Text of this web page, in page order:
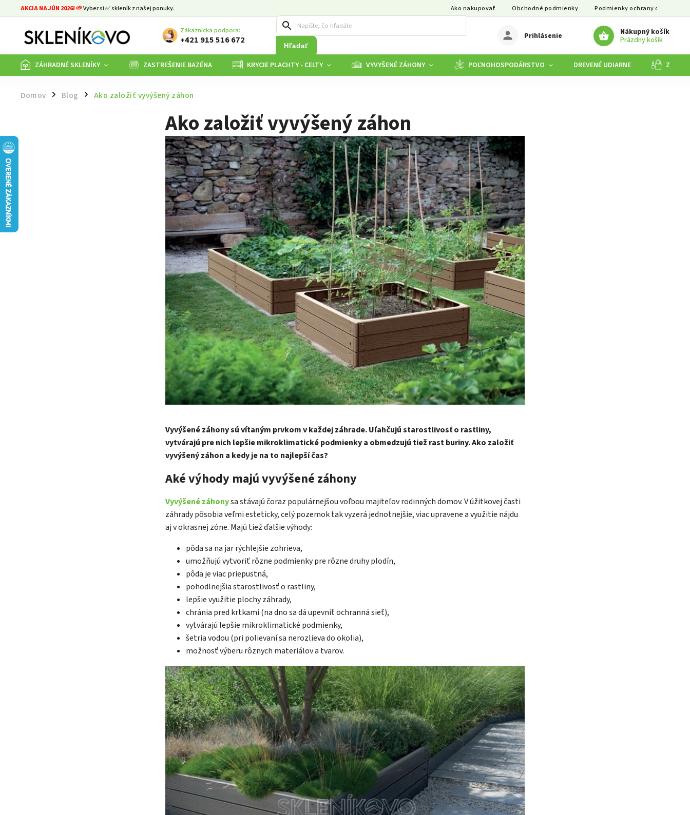
AKCIA NA JÚN 2026! 🌱Vyber si ✅ skleník z našej ponuky. Ako nakupovať Obchodné podmienky Podmienky ochrany osobných
Zákaznícka podpora:
+421 915 516 672
Hľadať
Nákupný košík
Prázdny košík
Prihlásenie
ZÁHRADNÉ SKLENÍKY ZASTREŠENIE BAZÉNA KRYCIE PLACHTY - CELTY VYVYŠENÉ ZÁHONY POĽNOHOSPODÁRSTVO DREVENÉ UDIARNE
Domov / Blog / Ako založiť vyvýšený záhon
Ako založiť vyvýšený záhon
Vyvýšené záhony sú vítaným prvkom v každej záhrade. Uľahčujú starostlivosť o rastliny,
vytvárajú pre nich lepšie mikroklimatické podmienky a obmedzujú tiež rast buriny. Ako založiť
vyvýšený záhon a kedy je na to najlepší čas?
Aké výhody majú vyvýšené záhony
Vyvýšené záhonysa stávajú čoraz populárnejšou voľbou majiteľov rodinných domov. V úžitkovej časti
záhrady pôsobia veľmi esteticky, celý pozemok tak vyzerá jednotnejšie, viac upravene a využitie nájdu
aj v okrasnej zóne. Majú tiež ďalšie výhody:
pôda sa na jar rýchlejšie zohrieva,
umožňujú vytvoriť rôzne podmienky pre rôzne druhy plodín,
pôda je viac priepustná,
pohodlnejšia starostlivosť o rastliny,
lepšie využitie plochy záhrady,
chránia pred krtkami (na dno sa dá upevniť ochranná sieť),
vytvárajú lepšie mikroklimatické podmienky,
šetria vodou (pri polievaní sa nerozlieva do okolia),
možnosť výberu rôznych materiálov a tvarov.